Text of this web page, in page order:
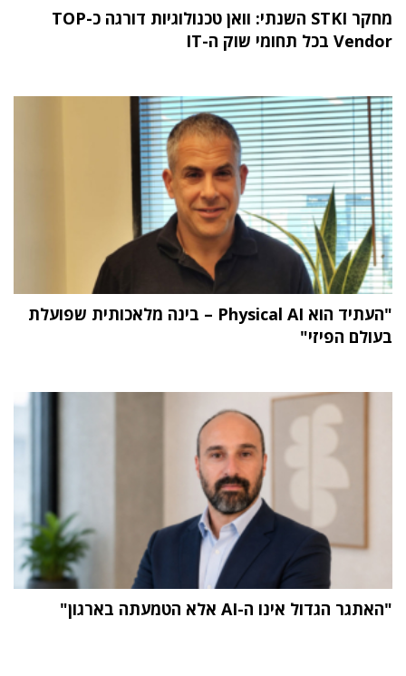
מחקר STKI השנתי: וואן טכנולוגיות דורגה כ-TOP
Vendor בכל תחומי שוק ה-IT
"העתיד הוא Physical AI – בינה מלאכותית שפועלת
בעולם הפיזי"
"האתגר הגדול אינו ה-AI אלא הטמעתה בארגון"